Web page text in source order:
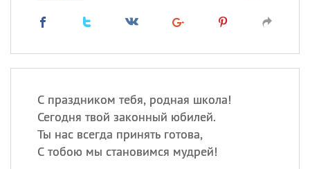
С праздником тебя, родная школа!
Сегодня твой законный юбилей.
Ты нас всегда принять готова,
С тобою мы становимся мудрей!